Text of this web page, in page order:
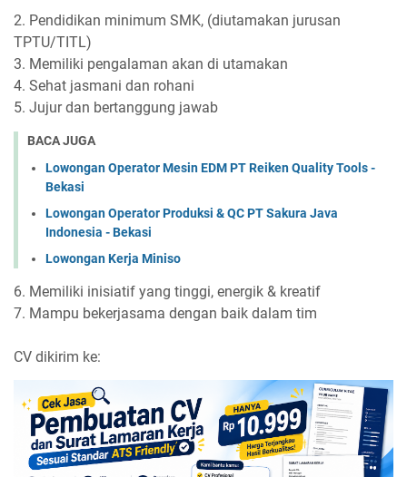
2. Pendidikan minimum SMK, (diutamakan jurusan
TPTU/TITL)
3. Memiliki pengalaman akan di utamakan
4. Sehat jasmani dan rohani
5. Jujur dan bertanggung jawab
BACA JUGA
Lowongan Operator Mesin EDM PT Reiken Quality Tools -
Bekasi
Lowongan Operator Produksi & QC PT Sakura Java
Indonesia - Bekasi
Lowongan Kerja Miniso
6. Memiliki inisiatif yang tinggi, energik & kreatif
7. Mampu bekerjasama dengan baik dalam tim
CV dikirim ke: